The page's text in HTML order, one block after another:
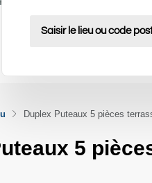
Duplex Puteaux 5 pièces
5